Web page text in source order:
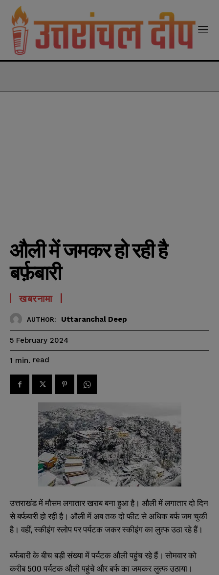
औली में जमकर हो रही है
बर्फ़बारी
खबरनामा
AUTHOR: Uttaranchal Deep
5 February 2024
1 min. read
उत्तराखंड में मौसम लगातार खराब बना हुआ है। औली में लगातार दो दिन
से बर्फबारी हो रही है। औली में अब तक दो फीट से अधिक बर्फ जम चुकी
है। वहीं, स्कीइंग स्लोप पर पर्यटक जकर स्कीइंग का लुत्फ उठा रहे हैं।
बर्फबारी के बीच बड़ी संख्या में पर्यटक औली पहुंच रहे हैं। सोमवार को
करीब 500 पर्यटक औली पहुंचे और बर्फ का जमकर लुत्फ उठाया।